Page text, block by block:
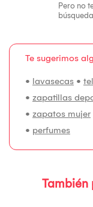
Pero no
Te sugerimos
• lavasecas •
• zapatillas
• zapatos mujer
• perfumes
También